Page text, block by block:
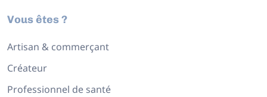
Vous êtes ?
Artisan & commerçant
Créateur
Professionnel de santé